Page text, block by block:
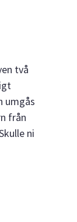
två
umgås
från
ni